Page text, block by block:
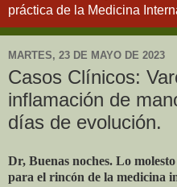
práctica de la Medicina
MARTES, 23 DE MAYO DE 2023
Casos Clínicos:
inflamación de
días de evolución.
Dr, Buenas noches. Lo
para el rincón de la medicina